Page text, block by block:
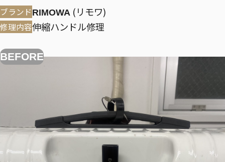
ブランドRIMOWA (リモワ)
修理内容伸縮ハンドル修理
BEFORE